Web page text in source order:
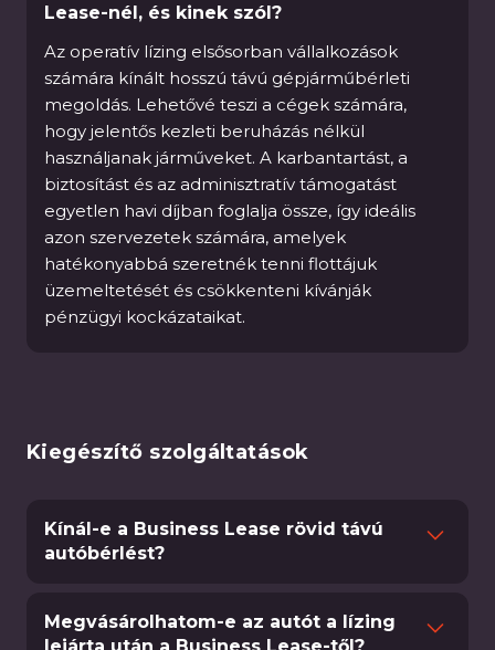
Lease-nél, és kinek szól?
Az operatív lízing elsősorban vállalkozások
számára kínált hosszú távú gépjárműbérleti
megoldás. Lehetővé teszi a cégek számára,
hogy jelentős kezleti beruházás nélkül
használjanak járműveket. A karbantartást, a
biztosítást és az adminisztratív támogatást
egyetlen havi díjban foglalja össze, így ideális
azon szervezetek számára, amelyek
hatékonyabbá szeretnék tenni flottájuk
üzemeltetését és csökkenteni kívánják
pénzügyi kockázataikat.
Kiegészítő szolgáltatások
Kínál-e a Business Lease rövid távú
autóbérlést?
szolgáltatás keretében rugalmas, rövid távú
járműbérleti megoldásokat kínál azoknak a
Megvásárolhatom-e az autót a lízing